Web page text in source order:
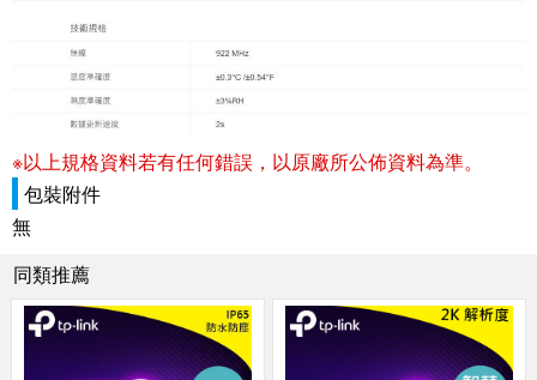
※以上規格資料若有任何錯誤，以原廠所公佈資料為準。
包裝附件
無
同類推薦